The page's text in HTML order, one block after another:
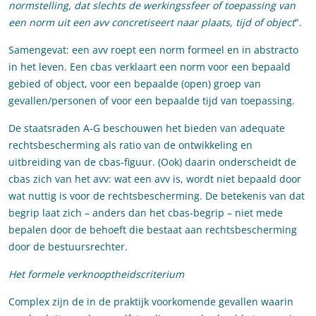
normstelling, dat slechts de werkingssfeer of toepassing van
een norm uit een avv concretiseert naar plaats, tijd of object".
Samengevat: een avv roept een norm formeel en in abstracto
in het leven. Een cbas verklaart een norm voor een bepaald
gebied of object, voor een bepaalde (open) groep van
gevallen/personen of voor een bepaalde tijd van toepassing.
De staatsraden A-G beschouwen het bieden van adequate
rechtsbescherming als ratio van de ontwikkeling en
uitbreiding van de cbas-figuur. (Ook) daarin onderscheidt de
cbas zich van het avv: wat een avv is, wordt niet bepaald door
wat nuttig is voor de rechtsbescherming. De betekenis van dat
begrip laat zich – anders dan het cbas-begrip – niet mede
bepalen door de behoeft die bestaat aan rechtsbescherming
door de bestuursrechter.
Het formele verknooptheidscriterium
Complex zijn de in de praktijk voorkomende gevallen waarin